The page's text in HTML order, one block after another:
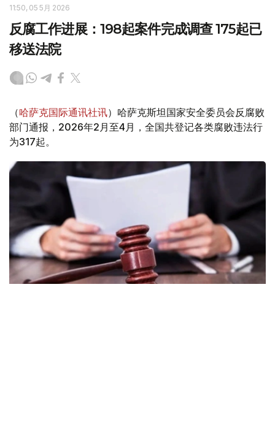
11:50, 05 5月 2026
反腐工作进展：198起案件完成调查 175起已
移送法院
（哈萨克国际通讯社讯）哈萨克斯坦国家安全委员会反腐败
部门通报，2026年2月至4月，全国共登记各类腐败违法行
为317起。